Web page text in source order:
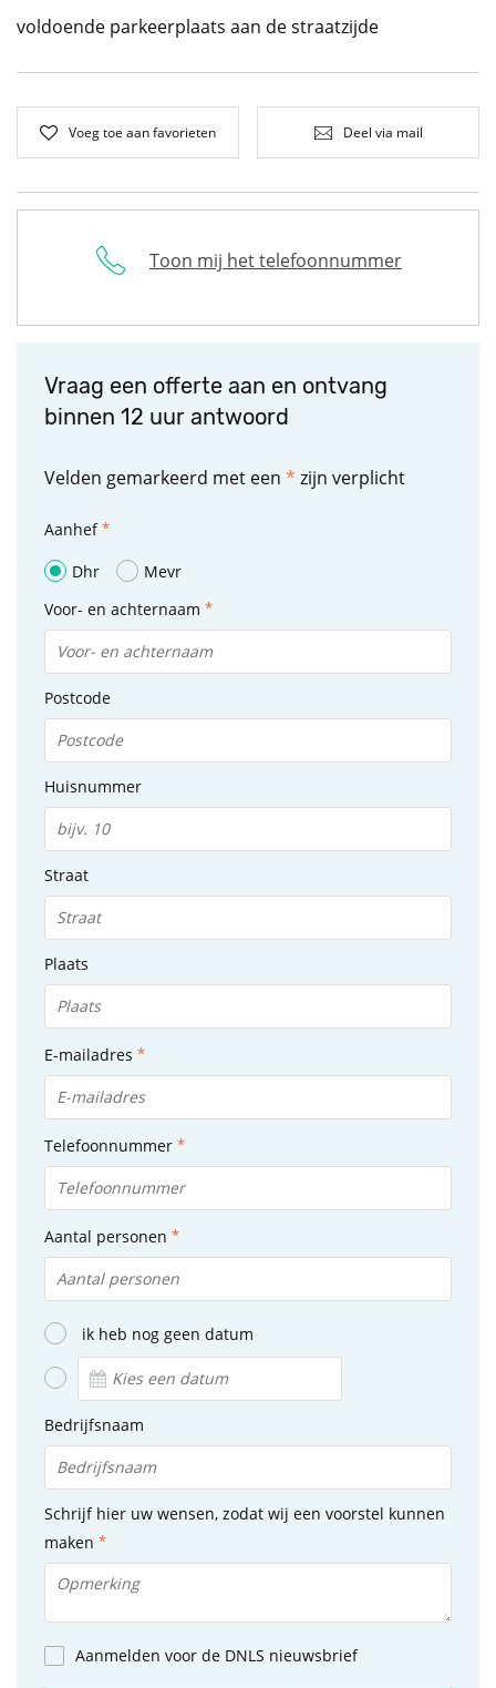
voldoende parkeerplaats aan de straatzijde
Voeg toe aan favorieten Deel via mail
Toon mij het telefoonnummer
Vraag een offerte aan en ontvang
binnen 12 uur antwoord
Velden gemarkeerd met een * zijn verplicht
Aanhef
Dhr
Mevr
Voor- en achternaam
Postcode
Huisnummer
Straat
Plaats
E-mailadres
Telefoonnummer
Aantal personen
ik heb nog geen datum
Bedrijfsnaam
Schrijf hier uw wensen, zodat wij een voorstel kunnen
maken
Aanmelden voor de DNLS nieuwsbrief